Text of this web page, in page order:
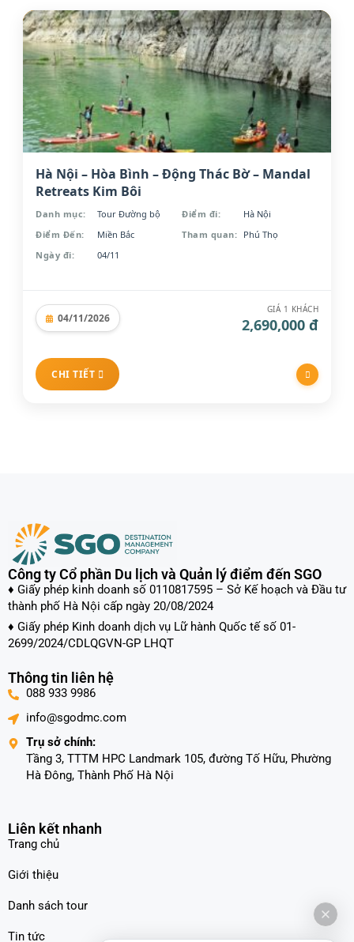
Hà Nội (148)
Hồ Chí Minh (22)
Theo điểm đến nội địa
Miền Bắc
(26)
Bắc Ninh (4)
Quảng Ninh (7)
Ninh Bình (3)
Sơn La (4)
Tuyên Quang (3)
Cao Bằng (1)
Lạng Sơn
Hải Phòng
Lào Cai (1)
Miền Trung (7)
Theo điểm đến quốc tế
Hàn Quốc (31)
Tour Đường bay (108)
Tour Đường bộ (48)
Theo thời gian tour
2N3Đ (2)
3N4Đ (1)
4N5Đ (1)
Xem thêm
Theo trải nghiệm
Gia đình
(95)
Tour Hội chợ
Văn hóa & Lịch sử
Xem thêm
Hà Nội – Hòa Bình – Động Thác Bờ – Mandal
Retreats Kim Bôi
Danh mục: Tour Đường bộ Điểm đi:
Hà Nội
Điểm Đến:
Miền Bắc Tham quan: Phú Thọ
Ngày đi:
04/11
04/11/2026
GIÁ 1 KHÁCH
2,690,000 đ
CHI TIẾT
Công ty Cổ phần Du lịch và Quản lý điểm đến SGO
♦ Giấy phép kinh doanh số 0110817595 – Sở Kế hoạch và Đầu tư
thành phố Hà Nội cấp ngày 20/08/2024
♦ Giấy phép Kinh doanh dịch vụ Lữ hành Quốc tế số 01-
2699/2024/CDLQGVN-GP LHQT
Thông tin liên hệ
088 933 9986
info@sgodmc.com
Trụ sở chính:
Tầng 3, TTTM HPC Landmark 105, đường Tố Hữu, Phường
Hà Đông, Thành Phố Hà Nội
Liên kết nhanh
Trang chủ
Giới thiệu
Danh sách tour
Tin tức